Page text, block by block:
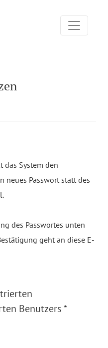
das System den
neues Passwort statt des
des Passwortes unten
geht an diese E-
Benutzers*